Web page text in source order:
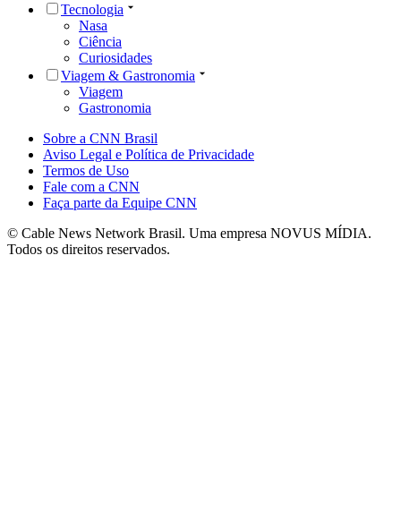
Tecnologia
Nasa
Ciência
Curiosidades
Viagem & Gastronomia
Viagem
Gastronomia
Sobre a CNN Brasil
Aviso Legal e Política de Privacidade
Termos de Uso
Fale com a CNN
Faça parte da Equipe CNN
© Cable News Network Brasil. Uma empresa NOVUS MÍDIA.
Todos os direitos reservados.